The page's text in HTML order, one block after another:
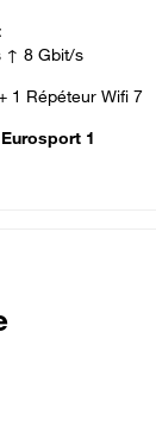
↑ 8 Gbit/s
1 Répéteur Wifi 7
Eurosport 1
puis 49,99 € par